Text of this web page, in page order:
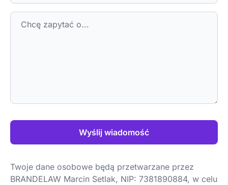
Wyślij wiadomość
Twoje dane osobowe będą przetwarzane przez
BRANDELAW Marcin Setlak, NIP: 7381890884, w celu